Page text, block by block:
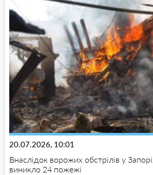
20.07.2026, 10:01
Внаслідок ворожих обстрілів у
виникло 24 пожежі